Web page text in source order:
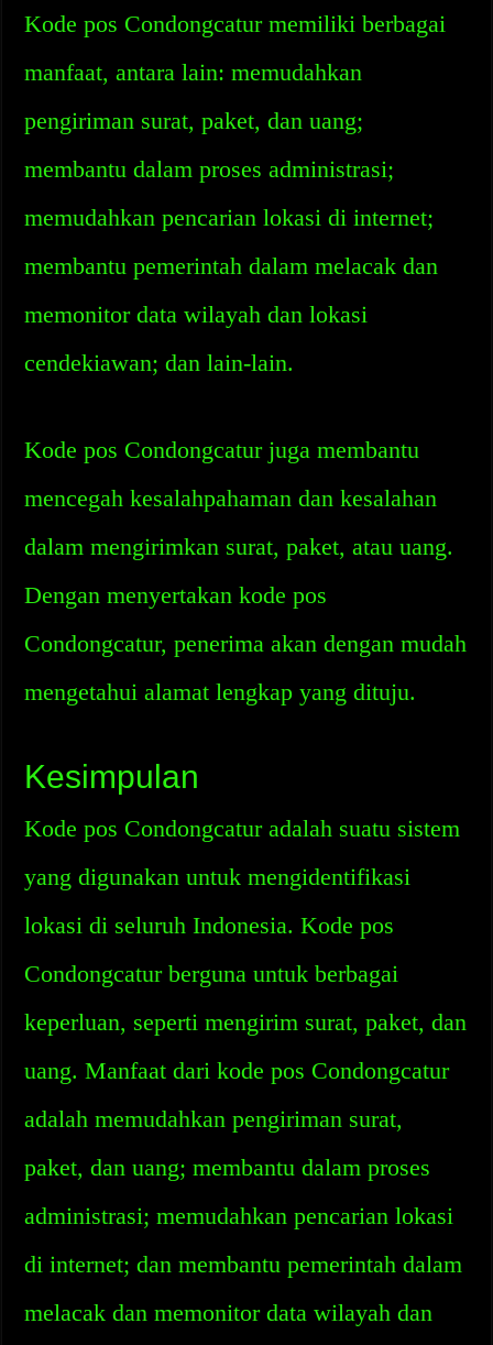
Kode pos Condongcatur memiliki berbagai
manfaat, antara lain: memudahkan
pengiriman surat, paket, dan uang;
membantu dalam proses administrasi;
memudahkan pencarian lokasi di internet;
membantu pemerintah dalam melacak dan
memonitor data wilayah dan lokasi
cendekiawan; dan lain-lain.
Kode pos Condongcatur juga membantu
mencegah kesalahpahaman dan kesalahan
dalam mengirimkan surat, paket, atau uang.
Dengan menyertakan kode pos
Condongcatur, penerima akan dengan mudah
mengetahui alamat lengkap yang dituju.
Kesimpulan
Kode pos Condongcatur adalah suatu sistem
yang digunakan untuk mengidentifikasi
lokasi di seluruh Indonesia. Kode pos
Condongcatur berguna untuk berbagai
keperluan, seperti mengirim surat, paket, dan
uang. Manfaat dari kode pos Condongcatur
adalah memudahkan pengiriman surat,
paket, dan uang; membantu dalam proses
administrasi; memudahkan pencarian lokasi
di internet; dan membantu pemerintah dalam
melacak dan memonitor data wilayah dan